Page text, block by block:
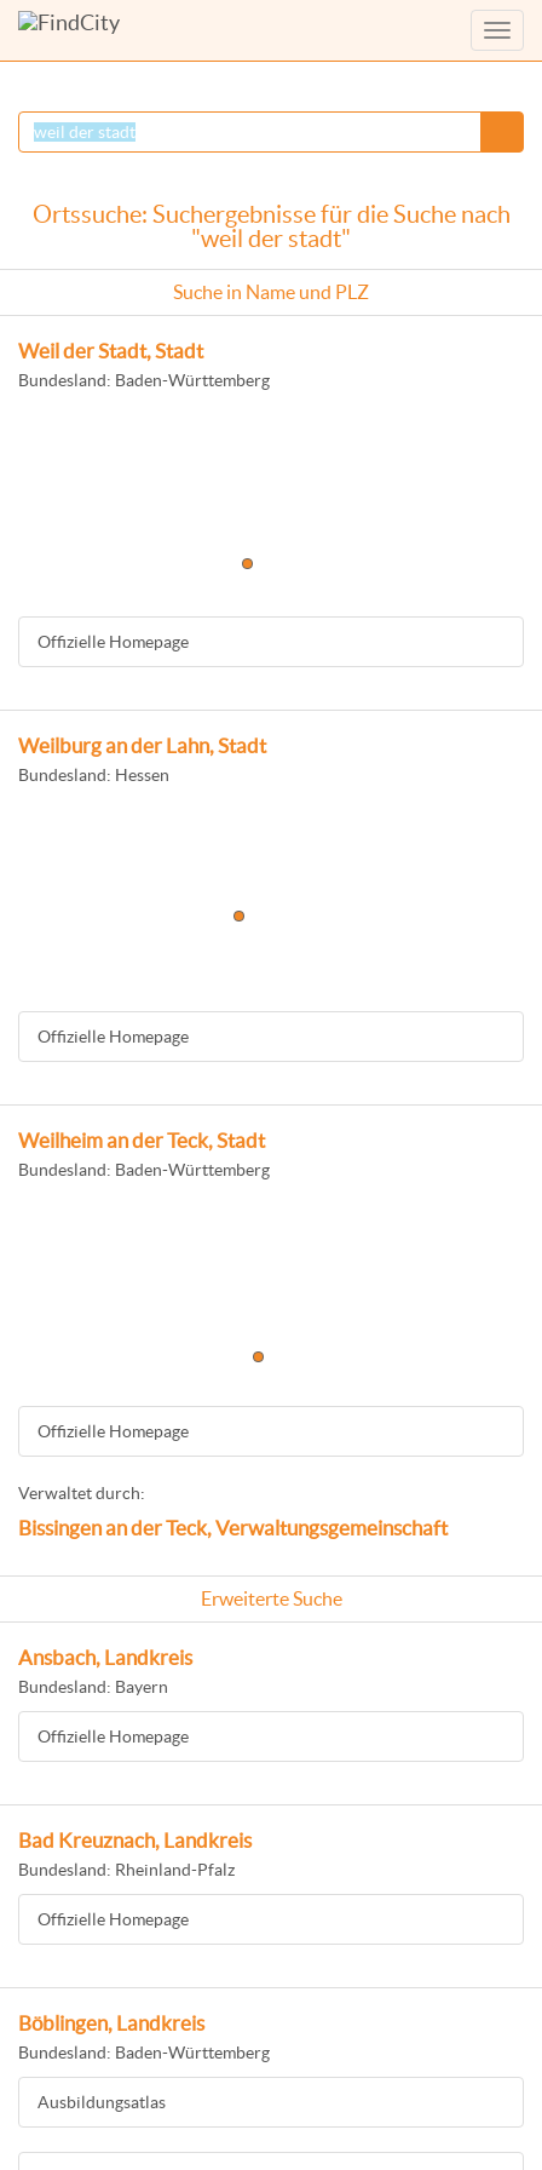
Menü
Ortssuche: Suchergebnisse für die Suche nach
"weil der stadt"
Suche in Name und PLZ
Weil der Stadt, Stadt
Bundesland: Baden-Württemberg
Offizielle Homepage
Weilburg an der Lahn, Stadt
Bundesland: Hessen
Offizielle Homepage
Weilheim an der Teck, Stadt
Bundesland: Baden-Württemberg
Offizielle Homepage
Verwaltet durch:
Bissingen an der Teck, Verwaltungsgemeinschaft
Erweiterte Suche
Ansbach, Landkreis
Bundesland: Bayern
Offizielle Homepage
Bad Kreuznach, Landkreis
Bundesland: Rheinland-Pfalz
Offizielle Homepage
Böblingen, Landkreis
Bundesland: Baden-Württemberg
Ausbildungsatlas